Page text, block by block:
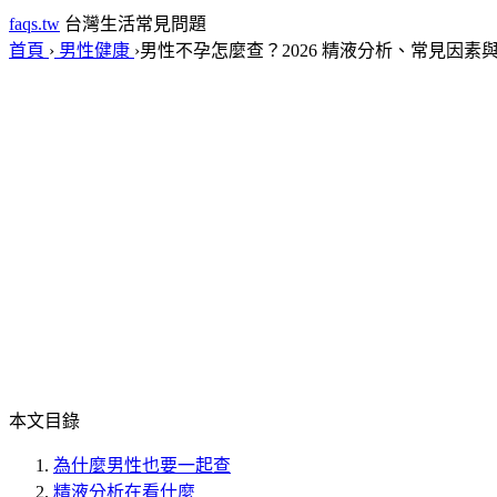
faqs.tw 台灣生活常見問題
首頁 › 男性健康 ›男性不孕怎麼查？2026 精液分析、常見因素
本文目錄
為什麼男性也要一起查
精液分析在看什麼